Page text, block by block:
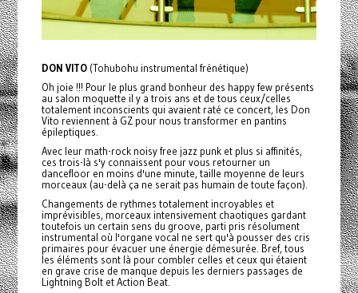
DON VITO(Tohubohu instrumental frénétique)
Oh joie !!! Pour le plus grand bonheur des happy few présents
au salon moquette il y a trois ans et de tous ceux/celles
totalement inconscients qui avaient raté ce concert, les Don
Vito reviennent à GZ pour nous transformer en pantins
épileptiques.
Avec leur math-rock noisy free jazz punk et plus si affinités,
ces trois-là s'y connaissent pour vous retourner un
dancefloor en moins d'une minute, taille moyenne de leurs
morceaux (au-delà ça ne serait pas humain de toute façon).
Changements de rythmes totalement incroyables et
imprévisibles, morceaux intensivement chaotiques gardant
toutefois un certain sens du groove, parti pris résolument
instrumental où l'organe vocal ne sert qu'à pousser des cris
primaires pour évacuer une énergie démesurée. Bref, tous
les éléments sont là pour combler celles et ceux qui étaient
en grave crise de manque depuis les derniers passages de
Lightning Bolt et Action Beat.